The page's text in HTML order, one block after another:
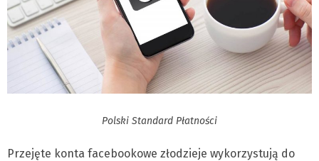
Polski Standard Płatności
Przejęte konta facebookowe złodzieje wykorzystują do